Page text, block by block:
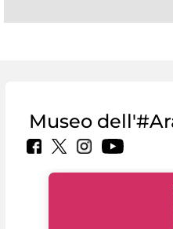
Museo